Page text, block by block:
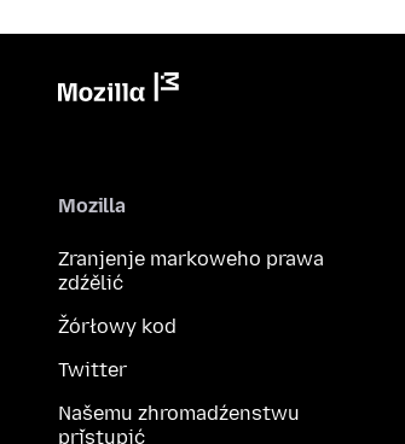
Mozilla
Zranjenje markoweho prawa
zdźělić
Žórłowy kod
Twitter
Našemu zhromadźenstwu
přistupić